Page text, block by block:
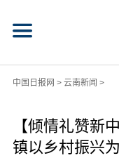
中国日报网 > 云南新闻 >
【倾情礼赞新
镇以乡村振兴